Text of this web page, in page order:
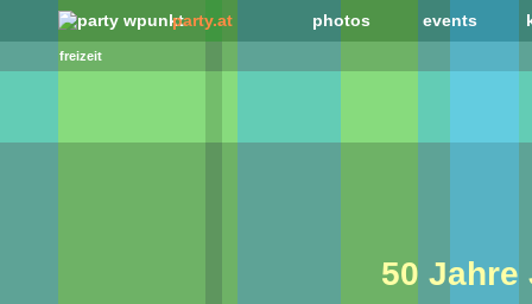
party.at photos events
freizeit
50